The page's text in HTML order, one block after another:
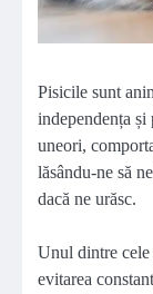
Pisicile sunt
independența și
uneori,
lăsându-ne să
dacă ne urăsc.
Unul dintre cele
evitarea